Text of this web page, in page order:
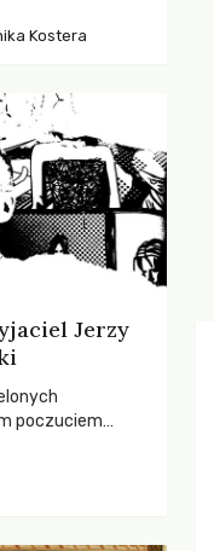
oraz
Kostera
Jerzy
poczuciem
i Mentora.